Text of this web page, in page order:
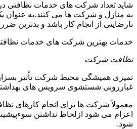
شاید تعداد شرکت های خدمات نظافتی در
به منازل و شرکت ها می کنند.به عنوان
نارضایتی از انجام کار باشد و بدترین
خدمات بهترین شرکت های خدمات
نظافت شرکت
تمیزی همیشگی محیط شرکت تأثیر
غبارروبی شستشوی سرویس های
معمولاً شرکت ها برای انجام کارهای
اعزام می شود ازلحاظ نداشتن
شود.